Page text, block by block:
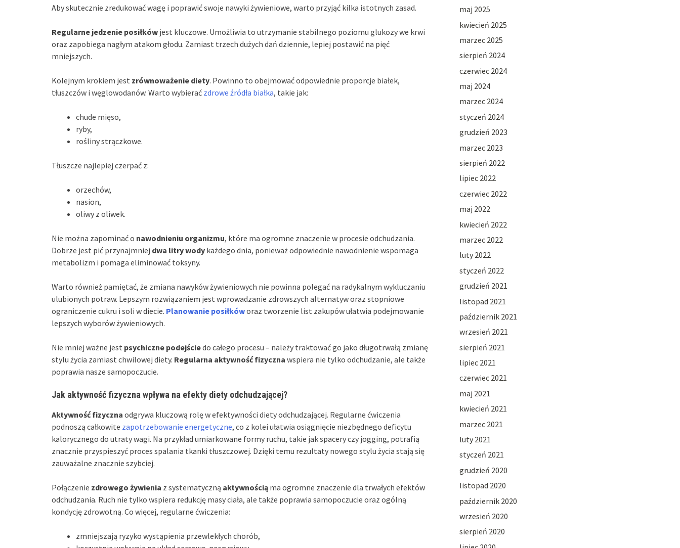
Aby skutecznie zredukować wagę i poprawić swoje nawyki żywieniowe, warto przyjąć kilka istotnych zasad.
Regularne jedzenie posiłków jest kluczowe. Umożliwia to utrzymanie stabilnego poziomu glukozy we krwi
oraz zapobiega nagłym atakom głodu. Zamiast trzech dużych dań dziennie, lepiej postawić na pięć
mniejszych.
Kolejnym krokiem jest zrównoważenie diety. Powinno to obejmować odpowiednie proporcje białek,
tłuszczów i węglowodanów. Warto wybierać zdrowe źródła białka, takie jak:
chude mięso,
ryby,
rośliny strączkowe.
Tłuszcze najlepiej czerpać z:
orzechów,
nasion,
oliwy z oliwek.
Nie można zapominać o nawodnieniu organizmu, które ma ogromne znaczenie w procesie odchudzania.
Dobrze jest pić przynajmniej dwa litry wody każdego dnia, ponieważ odpowiednie nawodnienie wspomaga
metabolizm i pomaga eliminować toksyny.
Warto również pamiętać, że zmiana nawyków żywieniowych nie powinna polegać na radykalnym wykluczaniu
ulubionych potraw. Lepszym rozwiązaniem jest wprowadzanie zdrowszych alternatyw oraz stopniowe
ograniczenie cukru i soli w diecie. Planowanie posiłkóworaz tworzenie list zakupów ułatwia podejmowanie
lepszych wyborów żywieniowych.
Nie mniej ważne jest psychiczne podejściedo całego procesu – należy traktować go jako długotrwałą zmianę
stylu życia zamiast chwilowej diety. Regularna aktywność fizyczna wspiera nie tylko odchudzanie, ale także
poprawia nasze samopoczucie.
Jak aktywność fizyczna wpływa na efekty diety odchudzającej?
Aktywność fizyczna odgrywa kluczową rolę w efektywności diety odchudzającej. Regularne ćwiczenia
podnoszą całkowite zapotrzebowanie energetyczne, co z kolei ułatwia osiągnięcie niezbędnego deficytu
kalorycznego do utraty wagi. Na przykład umiarkowane formy ruchu, takie jak spacery czy jogging, potrafią
znacznie przyspieszyć proces spalania tkanki tłuszczowej. Dzięki temu rezultaty nowego stylu życia stają się
zauważalne znacznie szybciej.
Połączenie zdrowego żywienia z systematyczną aktywnością ma ogromne znaczenie dla trwałych efektów
odchudzania. Ruch nie tylko wspiera redukcję masy ciała, ale także poprawia samopoczucie oraz ogólną
kondycję zdrowotną. Co więcej, regularne ćwiczenia:
zmniejszają ryzyko wystąpienia przewlekłych chorób,
maj 2025
kwiecień 2025
marzec 2025
sierpień 2024
czerwiec 2024
maj 2024
marzec 2024
styczeń 2024
grudzień 2023
marzec 2023
sierpień 2022
lipiec 2022
czerwiec 2022
maj 2022
kwiecień 2022
marzec 2022
luty 2022
styczeń 2022
grudzień 2021
listopad 2021
październik 2021
wrzesień 2021
sierpień 2021
lipiec 2021
czerwiec 2021
maj 2021
kwiecień 2021
marzec 2021
luty 2021
styczeń 2021
grudzień 2020
listopad 2020
październik 2020
wrzesień 2020
sierpień 2020